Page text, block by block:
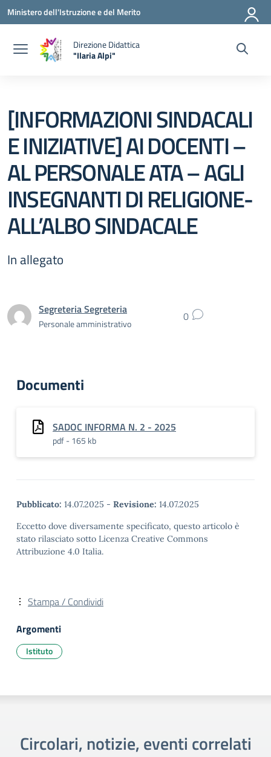
Vai ai contenuti
Vai al menu di navigazione
Vai al footer
Ministero dell'Istruzione e del Merito
Direzione Didattica
"Ilaria Alpi"
[INFORMAZIONI SINDACALI
E INIZIATIVE] AI DOCENTI –
AL PERSONALE ATA – AGLI
INSEGNANTI DI RELIGIONE-
ALL’ALBO SINDACALE
In allegato
Segreteria Segreteria
Personale amministrativo 0
Documenti
SADOC INFORMA N. 2 - 2025
pdf - 165 kb
Pubblicato: 14.07.2025 - Revisione: 14.07.2025
Eccetto dove diversamente specificato, questo articolo è
stato rilasciato sotto Licenza Creative Commons
Attribuzione 4.0 Italia.
Stampa / Condividi
Argomenti
Istituto
Circolari, notizie, eventi correlati